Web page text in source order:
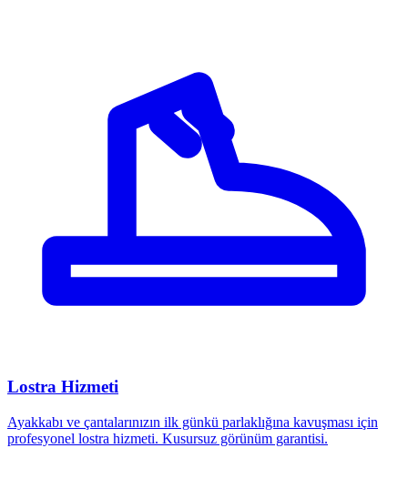
Lostra Hizmeti
Ayakkabı ve çantalarınızın ilk günkü parlaklığına kavuşması için
profesyonel lostra hizmeti. Kusursuz görünüm garantisi.